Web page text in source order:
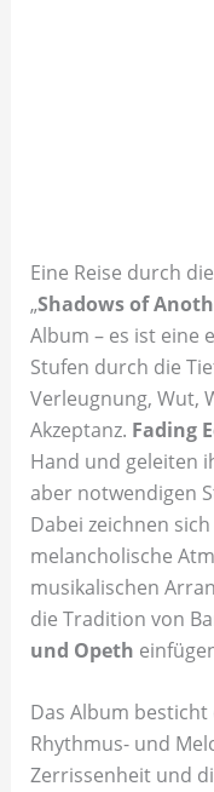
Eine Reise durch
„Shadows of
Album – es ist eine
Stufen durch die
Verleugnung, Wut,
Akzeptanz. Fading
Hand und geleiten
aber notwendigen
Dabei zeichnen
melancholische
musikalischen
die Tradition von
und Opeth
Das Album
Rhythmus- und
Zerrissenheit und